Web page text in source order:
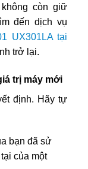
còn giữ
đến dịch vụ
UX301LA tại
trở lại.
trị máy mới
định. Hãy tự
bạn đã sử
của một